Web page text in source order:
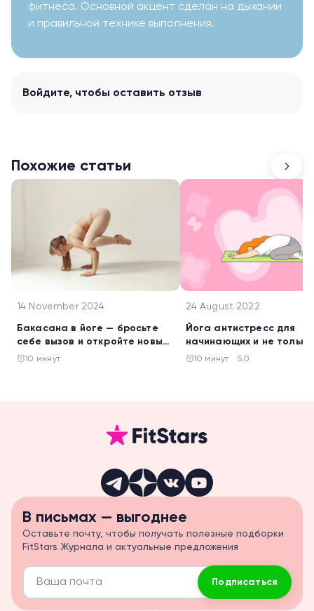
фитнеса. Основной акцент сделан на дыхании
и правильной технике выполнения.
Войдите, чтобы оставить отзыв
Похожие статьи
14 November 2024
Бакасана в йоге — бросьте
себе вызов и откройте новые
возможности своего тела
10 минут
24 August 2022
Йога антистресс для
начинающих и не только,
упражнения против
10 минут 5.0
В письмах — выгоднее
Оставьте почту, чтобы получать полезные подборки
FitStars Журнала и актуальные предложения
Подписаться